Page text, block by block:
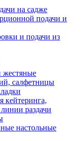
на садже
подачи и
и подачи из
жестяные
салфетницы
кейтеринга,
раздачи
настольные